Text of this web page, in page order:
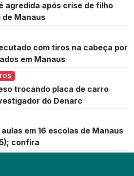
agredida após crise de filho
Manaus
com tiros na cabeça por
em Manaus
trocando placa de carro
do Denarc
em 16 escolas de Manaus
confira